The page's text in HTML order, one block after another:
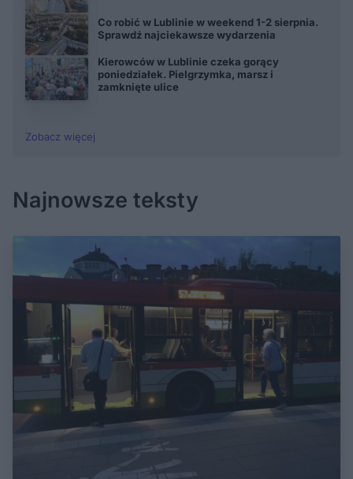
Co robić w Lublinie w weekend 1-2 sierpnia.
Sprawdź najciekawsze wydarzenia
Kierowców w Lublinie czeka gorący
poniedziałek. Pielgrzymka, marsz i
zamknięte ulice
Zobacz więcej
Najnowsze teksty